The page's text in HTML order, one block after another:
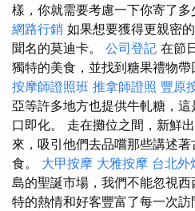
樣，你就需要考慮一下你寄了多
網路行銷 如果想要獲得更親密
聞名的莫迪卡。 公司登記 在節
獨特的美食，並找到糖果禮物帶
按摩師證照班 推拿師證照 豐原
亞等許多地方也提供牛軋糖，
口即化。 走在攤位之間，新鮮
來，吸引他們去品嚐那些講述
食。 大甲按摩 大雅按摩 台北外
島的聖誕市場，我們不能忽視
特的熱情和好客豐富了每一次訪